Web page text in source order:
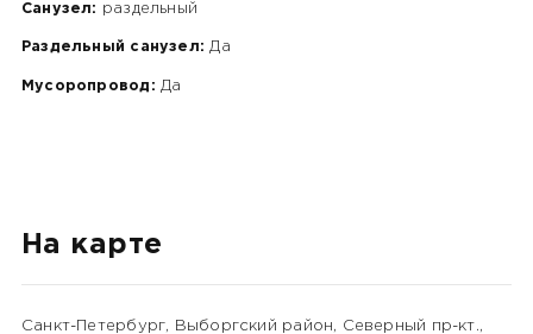
Санузел: раздельный
Раздельный санузел: Да
Мусоропровод: Да
На карте
Санкт-Петербург, Выборгский район, Северный пр-кт.,